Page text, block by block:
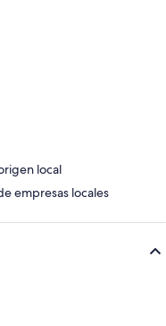
local
empresas locales